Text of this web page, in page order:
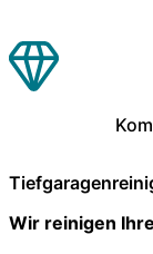
Wir reinigen